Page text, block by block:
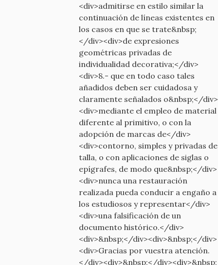
<div>admitirse en estilo similar la
continuación de líneas existentes en
los casos en que se trate&nbsp;
</div><div>de expresiones
geométricas privadas de
individualidad decorativa;</div>
<div>8.- que en todo caso tales
añadidos deben ser cuidadosa y
claramente señalados o&nbsp;</div>
<div>mediante el empleo de material
diferente al primitivo, o con la
adopción de marcas de</div>
<div>contorno, simples y privadas de
talla, o con aplicaciones de siglas o
epígrafes, de modo que&nbsp;</div>
<div>nunca una restauración
realizada pueda conducir a engaño a
los estudiosos y representar</div>
<div>una falsificación de un
documento histórico.</div>
<div>&nbsp;</div><div>&nbsp;</div>
<div>Gracias por vuestra atención.
</div><div>&nbsp;</div><div>&nbsp;